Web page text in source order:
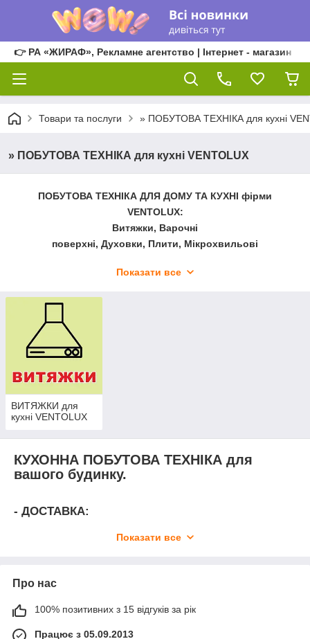
👉 РА «ЖИРАФ», Рекламне агентство | Інтернет - магазин
Товари та послуги » ПОБУТОВА ТЕХНІКА для кухні
» ПОБУТОВА ТЕХНІКА для кухні VENTOLUX
ПОБУТОВА ТЕХНІКА ДЛЯ ДОМУ ТА КУХНІ фірми
VENTOLUX:
Витяжки, Варочні
поверхні, Духовки, Плити, Мікрохвильові
плити, Кам'яні мийки, Бойлери, Пральні
БЕЗКОШТОВНА ДОСТАВКА
Показати все
ВИТЯЖКИ для
кухні VENTOLUX
КУХОННА ПОБУТОВА ТЕХНІКА для
вашого будинку.
- ДОСТАВКА:
БЕЗКОШТОВНА ДОСТАВКА
- ОПЛАТА:
комісії. Оплачуєте лише вартість, яка вказана на сайті.
На карту.
Показати все
Про нас
100% позитивних з 15 відгуків за рік
Працює з 05.09.2013